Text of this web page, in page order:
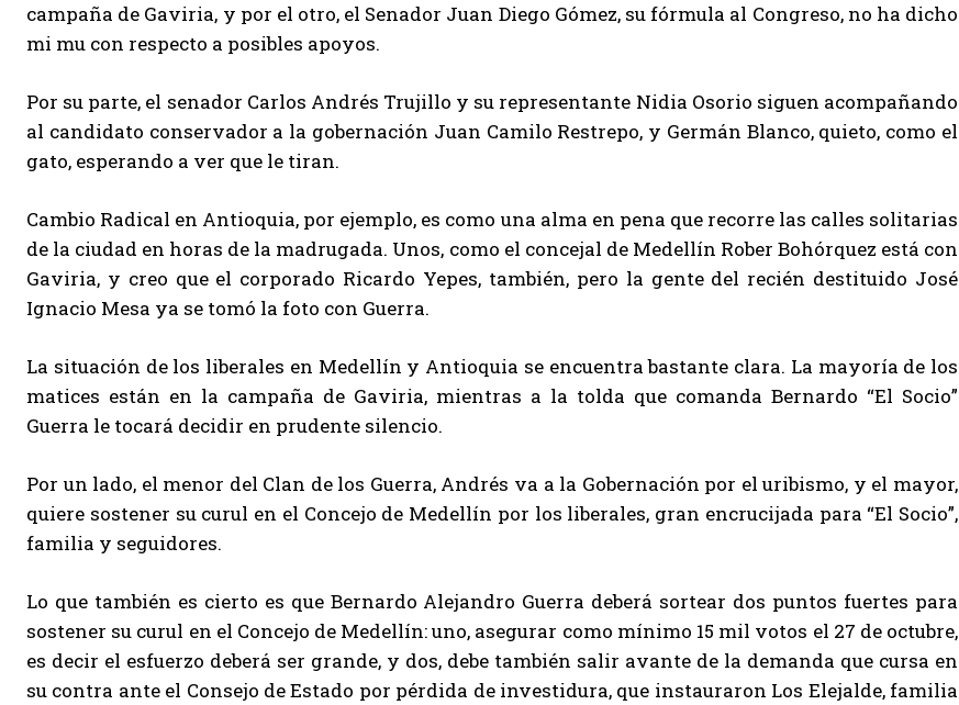
campaña de Gaviria, y por el otro, el Senador Juan Diego Gómez, su fórmula al Congreso, no ha dicho
mi mu con respecto a posibles apoyos.
Por su parte, el senador Carlos Andrés Trujillo y su representante Nidia Osorio siguen acompañando
al candidato conservador a la gobernación Juan Camilo Restrepo, y Germán Blanco, quieto, como el
gato, esperando a ver que le tiran.
Cambio Radical en Antioquia, por ejemplo, es como una alma en pena que recorre las calles solitarias
de la ciudad en horas de la madrugada. Unos, como el concejal de Medellín Rober Bohórquez está con
Gaviria, y creo que el corporado Ricardo Yepes, también, pero la gente del recién destituido José
Ignacio Mesa ya se tomó la foto con Guerra.
La situación de los liberales en Medellín y Antioquia se encuentra bastante clara. La mayoría de los
matices están en la campaña de Gaviria, mientras a la tolda que comanda Bernardo “El Socio”
Guerra le tocará decidir en prudente silencio.
Por un lado, el menor del Clan de los Guerra, Andrés va a la Gobernación por el uribismo, y el mayor,
quiere sostener su curul en el Concejo de Medellín por los liberales, gran encrucijada para “El Socio”,
familia y seguidores.
Lo que también es cierto es que Bernardo Alejandro Guerra deberá sortear dos puntos fuertes para
sostener su curul en el Concejo de Medellín: uno, asegurar como mínimo 15 mil votos el 27 de octubre,
es decir el esfuerzo deberá ser grande, y dos, debe también salir avante de la demanda que cursa en
su contra ante el Consejo de Estado por pérdida de investidura, que instauraron Los Elejalde, familia